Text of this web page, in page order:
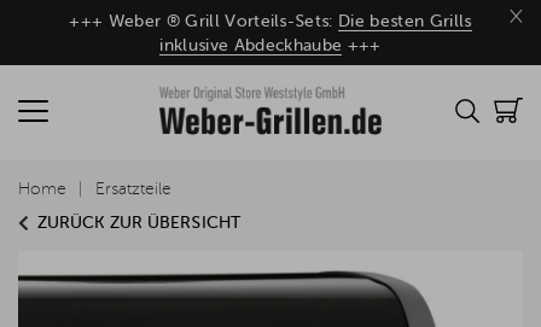
×
+++ Weber ® Grill Vorteils-Sets: Die besten Grills
inklusive Abdeckhaube +++
ZURÜCK ZUR ÜBERSICHT
Home Ersatzteile